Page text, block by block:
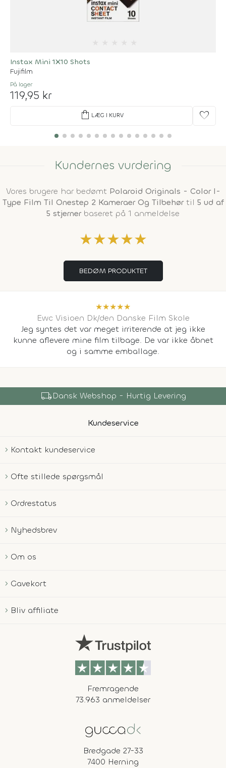
Instax Mini 1X10 Shots
Fujifilm
På lager
119,95 kr
shopping_bag LÆG I KURV favorite
Kundernes vurdering
Vores brugere har bedømt Polaroid Originals - Color I-
Type Film Til Onestep 2 Kameraer Og Tilbehørtil 5 ud af
5 stjernerbaseret på 1 anmeldelse
★★★★★
BEDØM PRODUKTET
★★★★★
Ewc Visioen Dk/den Danske Film Skole
Jeg syntes det var meget irriterende at jeg ikke
kunne aflevere mine film tilbage. De var ikke åbnet
og i samme emballage.
local_shippingDansk Webshop - Hurtig Levering
Kundeservice
Kontakt kundeservice
Ofte stillede spørgsmål
Ordrestatus
Nyhedsbrev
Om os
Gavekort
Bliv affiliate
Fremragende
73.963 anmeldelser
Bredgade 27-33
7400 Herning